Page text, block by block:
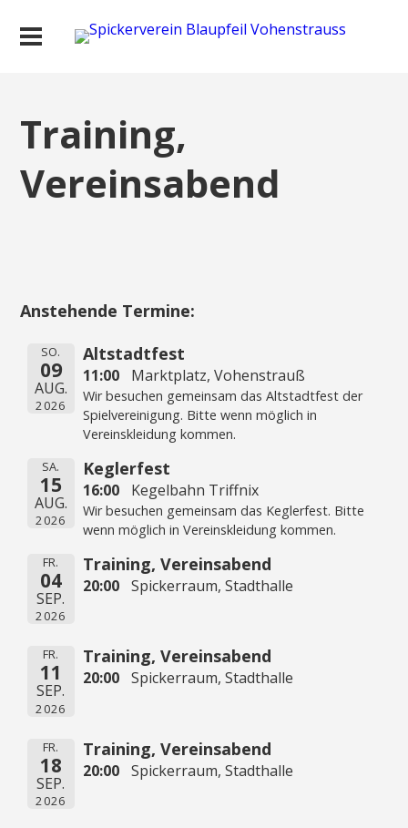
Training,
Vereinsabend
Anstehende Termine:
SO.
09
AUG.
2026
Altstadtfest
11:00 Marktplatz, Vohenstrauß
Wir besuchen gemeinsam das Altstadtfest der
Spielvereinigung. Bitte wenn möglich in
Vereinskleidung kommen.
SA.
15
AUG.
2026
Keglerfest
16:00 Kegelbahn Triffnix
Wir besuchen gemeinsam das Keglerfest. Bitte
wenn möglich in Vereinskleidung kommen.
FR.
04
SEP.
2026
Training, Vereinsabend
20:00 Spickerraum, Stadthalle
FR.
11
SEP.
2026
Training, Vereinsabend
20:00 Spickerraum, Stadthalle
FR.
18
SEP.
2026
Training, Vereinsabend
20:00 Spickerraum, Stadthalle